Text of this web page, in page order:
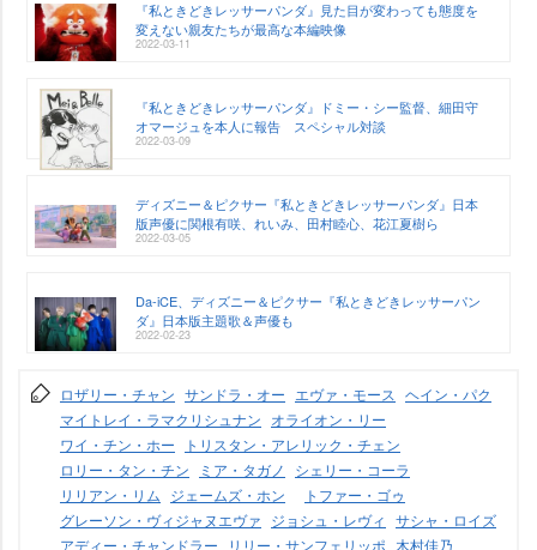
『私ときどきレッサーパンダ』見た目が変わっても態度を
変えない親友たちが最高な本編映像
2022-03-11
『私ときどきレッサーパンダ』ドミー・シー監督、細田守
オマージュを本人に報告 スペシャル対談
2022-03-09
ディズニー＆ピクサー『私ときどきレッサーパンダ』日本
版声優に関根有咲、れいみ、田村睦心、花江夏樹ら
2022-03-05
Da-iCE、ディズニー＆ピクサー『私ときどきレッサーパン
ダ』日本版主題歌＆声優も
2022-02-23
ロザリー・チャン サンドラ・オー エヴァ・モース ヘイン・パク
マイトレイ・ラマクリシュナン オライオン・リー
ワイ・チン・ホー
トリスタン・アレリック・チェン
ロリー・タン・チン
ミア・タガノ
シェリー・コーラ
リリアン・リム ジェームズ・ホン
トファー・ゴゥ
グレーソン・ヴィジャヌエヴァ ジョシュ・レヴィ サシャ・ロイズ
アディー・チャンドラー
リリー・サンフェリッポ 木村佳乃